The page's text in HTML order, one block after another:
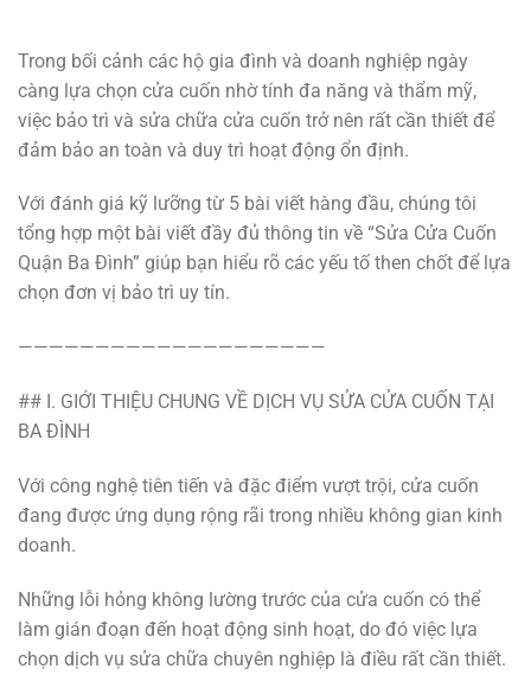
Trong bối cảnh các hộ gia đình và doanh nghiệp ngày
càng lựa chọn cửa cuốn nhờ tính đa năng và thẩm mỹ,
việc bảo trì và sửa chữa cửa cuốn trở nên rất cần thiết để
đảm bảo an toàn và duy trì hoạt động ổn định.
Với đánh giá kỹ lưỡng từ 5 bài viết hàng đầu, chúng tôi
tổng hợp một bài viết đầy đủ thông tin về “Sửa Cửa Cuốn
Quận Ba Đình” giúp bạn hiểu rõ các yếu tố then chốt để lựa
chọn đơn vị bảo trì uy tín.
————————————————————
## I. GIỚI THIỆU CHUNG VỀ DỊCH VỤ SỬA CỬA CUỐN TẠI
BA ĐÌNH
Với công nghệ tiên tiến và đặc điểm vượt trội, cửa cuốn
đang được ứng dụng rộng rãi trong nhiều không gian kinh
doanh.
Những lỗi hỏng không lường trước của cửa cuốn có thể
làm gián đoạn đến hoạt động sinh hoạt, do đó việc lựa
chọn dịch vụ sửa chữa chuyên nghiệp là điều rất cần thiết.